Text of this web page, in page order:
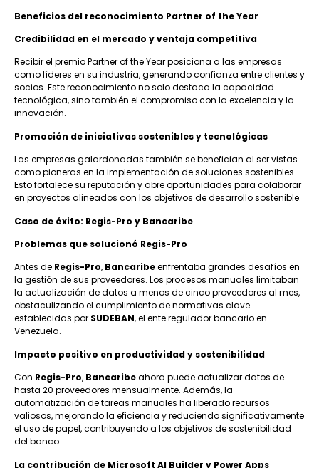
Beneficios del reconocimiento Partner of the Year
Credibilidad en el mercado y ventaja competitiva
Recibir el premio Partner of the Year posiciona a las empresas
como líderes en su industria, generando confianza entre clientes y
socios. Este reconocimiento no solo destaca la capacidad
tecnológica, sino también el compromiso con la excelencia y la
innovación.
Promoción de iniciativas sostenibles y tecnológicas
Las empresas galardonadas también se benefician al ser vistas
como pioneras en la implementación de soluciones sostenibles.
Esto fortalece su reputación y abre oportunidades para colaborar
en proyectos alineados con los objetivos de desarrollo sostenible.
Caso de éxito: Regis-Pro y Bancaribe
Problemas que solucionó Regis-Pro
Antes de Regis-Pro, Bancaribeenfrentaba grandes desafíos en
la gestión de sus proveedores. Los procesos manuales limitaban
la actualización de datos a menos de cinco proveedores al mes,
obstaculizando el cumplimiento de normativas clave
establecidas por SUDEBAN, el ente regulador bancario en
Venezuela.
Impacto positivo en productividad y sostenibilidad
Con Regis-Pro, Bancaribeahora puede actualizar datos de
hasta 20 proveedores mensualmente. Además, la
automatización de tareas manuales ha liberado recursos
valiosos, mejorando la eficiencia y reduciendo significativamente
el uso de papel, contribuyendo a los objetivos de sostenibilidad
del banco.
La contribución de Microsoft AI Builder y Power Apps